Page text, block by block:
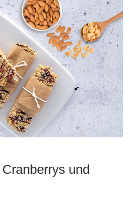
und